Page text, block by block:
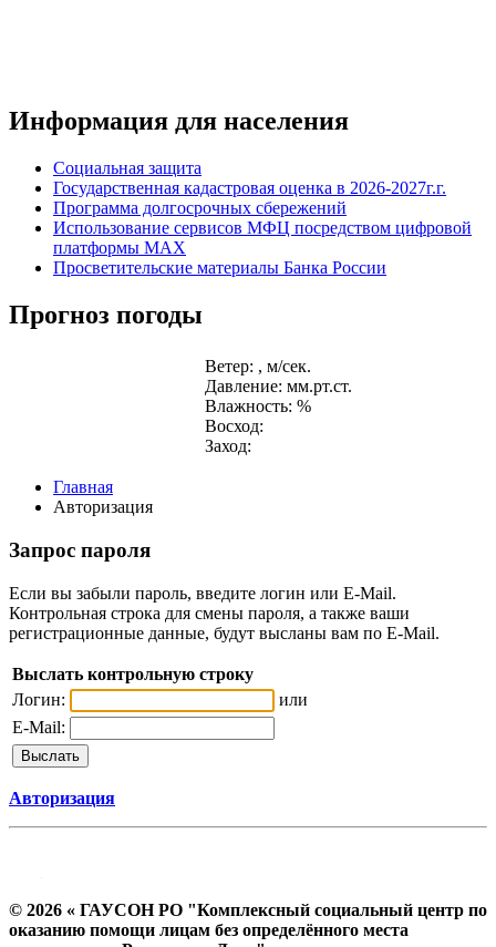
Информация для населения
Социальная защита
Государственная кадастровая оценка в 2026-2027г.г.
Программа долгосрочных сбережений
Использование сервисов МФЦ посредством цифровой
платформы MAX
Просветительские материалы Банка России
Прогноз погоды
Ветер: , м/сек.
Давление: мм.рт.ст.
Влажность: %
Восход:
Заход:
Главная
Авторизация
Запрос пароля
Если вы забыли пароль, введите логин или E-Mail.
Контрольная строка для смены пароля, а также ваши
регистрационные данные, будут высланы вам по E-Mail.
Выслать контрольную строку
Логин:
или
E-Mail:
Авторизация
© 2026 « ГАУСОН РО "Комплексный социальный центр по
оказанию помощи лицам без определённого места